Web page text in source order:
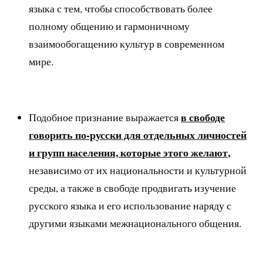
языка с тем, чтобы способствовать более
полному общению и гармоничному
взаимообогащению культур в современном
мире.
Подобное признание выражаетсяв свободе
говорить по-русски дляотдельных личностей
и групп населения, которые этого желают,
независимо от их национальности и культурной
среды, а также в свободе продвигать изучение
русского языка и его использование наряду с
другими языками межнационального общения.